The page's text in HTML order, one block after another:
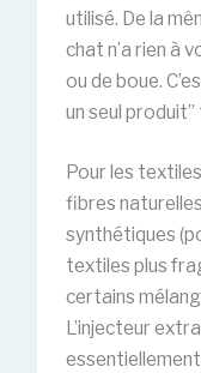
utilisé. De la
chat n’a rien à
ou de boue.
un seul
Pour les
fibres
synthétiques
textiles plus
certains
L’injecteur